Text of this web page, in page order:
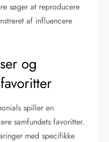
søger at reproducere
af influencere
og
spiller en
samfundets favoritter.
med specifikke